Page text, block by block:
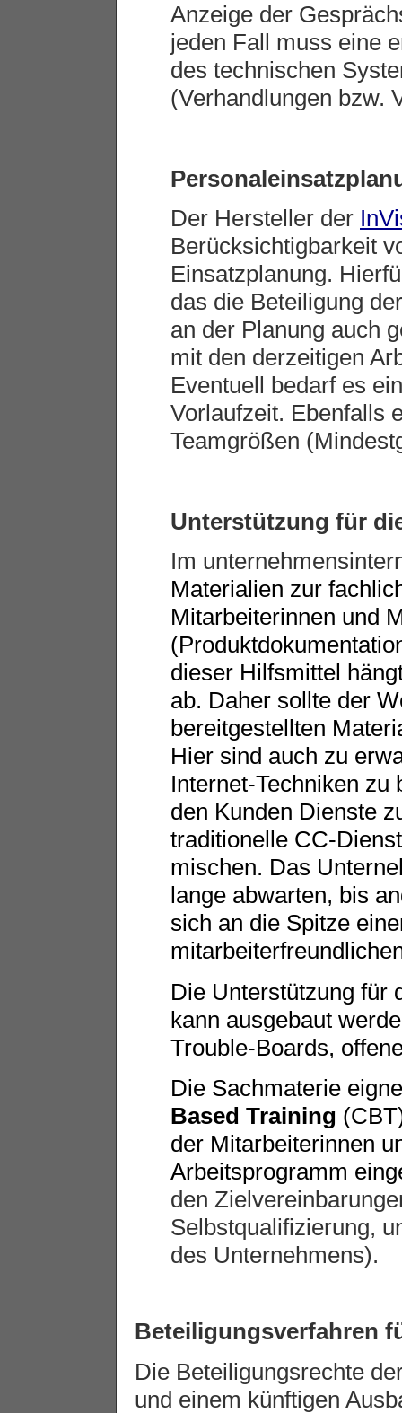
Anzeige der
jeden Fall muss eine
des technischen
(Verhandlungen bzw.
Der Hersteller der
Berücksichtigbarkeit
Einsatzplanung.
das die Beteiligung
an der Planung auch
mit den derzeitigen
Eventuell bedarf es
Vorlaufzeit. Ebenfalls
Teamgrößen
Unterstützung für
Im
Materialien zur
Mitarbeiterinnen und
dieser Hilfsmittel
ab. Daher sollte der
bereitgestellten
Hier sind auch zu
Internet-Techniken zu
den Kunden Dienste
traditionelle CC-
mischen. Das
lange abwarten, bis
sich an die Spitze
Die Unterstützung für
kann ausgebaut
Trouble-Boards,
Die Sachmaterie
Based Training
der Mitarbeiterinnen
Arbeitsprogramm
den
Selbstqualifizierung,
des Unternehmens).
Beteiligungsverfahren
Die Beteiligungsrechte
und einem künftigen